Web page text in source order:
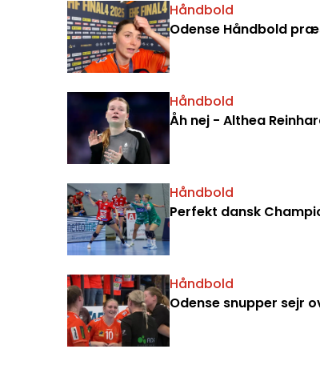
Håndbold
Odense Håndbold
Håndbold
Åh nej - Althea
Håndbold
Perfekt dansk
Håndbold
Odense snupper sejr